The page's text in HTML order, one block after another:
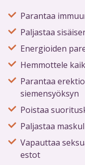
Parantaa
Paljastaa
Energioiden
Hemmottele
Parantaa
siemensyöksyn
Poistaa
Paljastaa
Vapauttaa
estot